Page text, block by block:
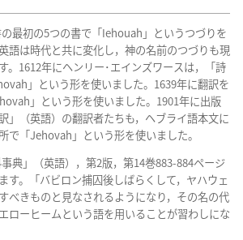
最初の5つの書で「Iehouah」というつづりを
語は時代と共に変化し，神の名前のつづりも現
。1612年にヘンリー･エインズワースは，「詩
」という形を使いました。1639年に翻訳を
」という形を使いました。1901年に出版
」（英語）の翻訳者たちも，ヘブライ語本文に
で「Jehovah」という形を使いました。
事典」（英語），第2版，第14巻883-884ページ
す。「バビロン捕囚後しばらくして，ヤハウェ
べきものと見なされるようになり，その名の代
ローヒームという語を用いることが習わしにな